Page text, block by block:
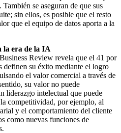
se aseguran de que sus
sin ellos, es posible que el resto
que el equipo de datos aporta a la
la era de la IA
Review revela que el 41 por
definen su éxito mediante el logro
el valor comercial a través de
su valor no puede
liderazgo intelectual que puede
competitividad, por ejemplo, al
y el comportamiento del cliente
como nuevas funciones de